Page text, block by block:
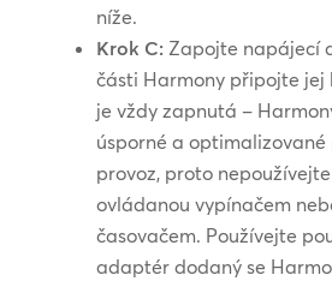
níže.
Krok C:Zapojte napájecí
části Harmony připojte jej
je vždy zapnutá –
úsporné a
provoz, proto
ovládanou vypínačem
časovačem. Používejte
adaptér dodaný se